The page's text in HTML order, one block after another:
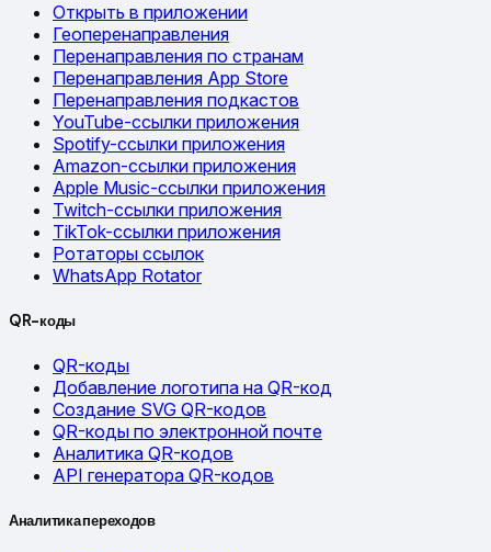
Открыть в приложении
Геоперенаправления
Перенаправления по странам
Перенаправления App Store
Перенаправления подкастов
YouTube-ссылки приложения
Spotify-ссылки приложения
Amazon-ссылки приложения
Apple Music-ссылки приложения
Twitch-ссылки приложения
TikTok-ссылки приложения
Ротаторы ссылок
WhatsApp Rotator
QR-коды
QR-коды
Добавление логотипа на QR-код
Создание SVG QR-кодов
QR-коды по электронной почте
Аналитика QR-кодов
API генератора QR-кодов
Аналитика переходов